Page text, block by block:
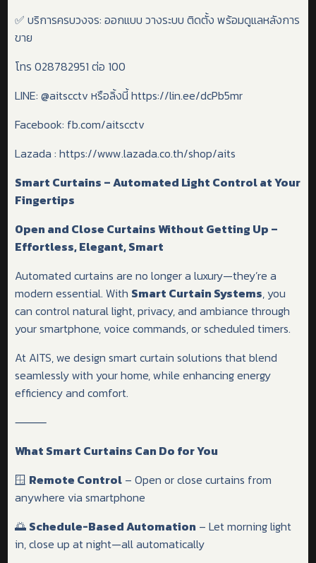
✅ บริการครบวงจร: ออกแบบ วางระบบ ติดตั้ง พร้อมดูแลหลังการ
ขาย
โทร 028782951 ต่อ 100
LINE: @aitscctv หรือลิ้งนี้ https://lin.ee/dcPb5mr
Facebook: fb.com/aitscctv
Lazada : https://www.lazada.co.th/shop/aits
Smart Curtains – Automated Light Control at Your
Fingertips
Open and Close Curtains Without Getting Up –
Effortless, Elegant, Smart
Automated curtains are no longer a luxury—they’re a
modern essential. With Smart Curtain Systems, you
can control natural light, privacy, and ambiance through
your smartphone, voice commands, or scheduled timers.
At AITS, we design smart curtain solutions that blend
seamlessly with your home, while enhancing energy
efficiency and comfort.
⸻
What Smart Curtains Can Do for You
🪟 Remote Control – Open or close curtains from
anywhere via smartphone
🌅 Schedule-Based Automation – Let morning light
in, close up at night—all automatically